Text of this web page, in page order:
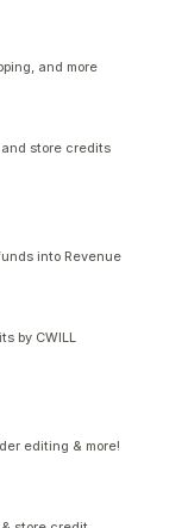
and more
store credits
into Revenue
by CWILL
editing & more!